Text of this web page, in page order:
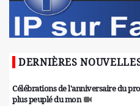
DERNIÈRES
Célébrations de l'anniversaire du
plus peuplé du mon